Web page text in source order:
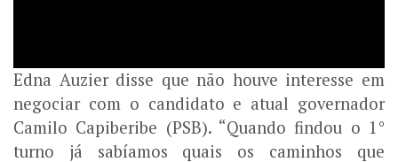
Edna Auzier disse que não houve interesse em
negociar com o candidato e atual governador
Camilo Capiberibe (PSB). “Quando findou o 1°
turno já sabíamos quais os caminhos que